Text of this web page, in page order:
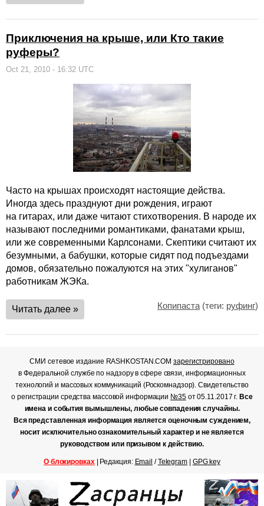
Приключения на крыше, или Кто такие
руферы?
Oct 21, 2010 - 16:32 UTC
Часто на крышах происходят настоящие действа.
Иногда здесь празднуют дни рождения, играют
на гитарах, или даже читают стихотворения. В народе их
называют последними романтиками, фанатами крыш,
или же современными Карлсонами. Скептики считают их
безумными, а бабушки, которые сидят под подъездами
домов, обязательно пожалуются на этих "хулиганов"
работникам ЖЭКа.
Читать далее » Копипаста (теги: руфинг)
СМИ сетевое издание RASHKOSTAN.COMзарегистрировано
в Федеральной службе по надзору в сфере связи, информационных
технологий и массовых коммуникаций (Роскомнадзор). Свидетельство
о регистрации средства массовой информации №35от 05.11.2017 г.Все
имена и события вымышлены, любые совпадения случайны.
Вся представленная информация является оценочным суждением,
носит исключительно ознакомительный характер и не является
руководством или призывом к действию.
О блокировках| Редакция: Email /Telegram| GPG key